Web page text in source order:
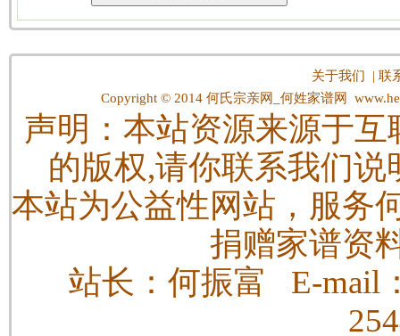
关于我们 |联
Copyright © 2014 何氏宗亲网_何姓家谱网
声明：本站资源来源于
的版权,请你联系我们
本站为公益性网站，服务
捐赠家谱资
站长：何振富 E-mail